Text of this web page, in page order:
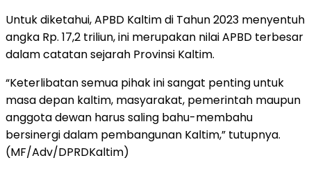
Untuk diketahui, APBD Kaltim di Tahun 2023 menyentuh
angka Rp. 17,2 triliun, ini merupakan nilai APBD terbesar
dalam catatan sejarah Provinsi Kaltim.
“Keterlibatan semua pihak ini sangat penting untuk
masa depan kaltim, masyarakat, pemerintah maupun
anggota dewan harus saling bahu-membahu
bersinergi dalam pembangunan Kaltim,” tutupnya.
(MF/Adv/DPRDKaltim)